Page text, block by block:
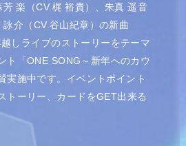
芳 楽（CV.梶 裕貴）、朱真 遥音
詠介（CV.谷山紀章）の新曲
越しライブのストーリーをテーマ
ト「ONE SONG～新年へのカウ
実施中です。イベントポイント
トーリー、カードをGET出来る